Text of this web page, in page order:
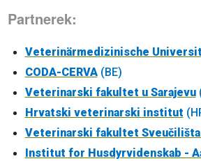
Partnerek:
Veterinärmedizinische
CODA-CERVA(BE)
Veterinarski fakultet u Sarajevu
Hrvatski veterinarski institut
Veterinarski fakultet Sveučilišta
Institut for Husdyrvidenskab -